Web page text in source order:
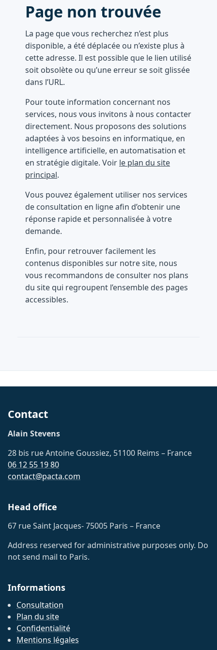
Page non trouvée
La page que vous recherchez n’est plus
disponible, a été déplacée ou n’existe plus à
cette adresse. Il est possible que le lien utilisé
soit obsolète ou qu’une erreur se soit glissée
dans l’URL.
Pour toute information concernant nos
services, nous vous invitons à nous contacter
directement. Nous proposons des solutions
adaptées à vos besoins en informatique, en
intelligence artificielle, en automatisation et
en stratégie digitale. Voir le plan du site
principal.
Vous pouvez également utiliser nos services
de consultation en ligne afin d’obtenir une
réponse rapide et personnalisée à votre
demande.
Enfin, pour retrouver facilement les
contenus disponibles sur notre site, nous
vous recommandons de consulter nos plans
du site qui regroupent l’ensemble des pages
accessibles.
Contact
Alain Stevens
28 bis rue Antoine Goussiez, 51100 Reims – France
06 12 55 19 80
contact@pacta.com
Head office
67 rue Saint Jacques- 75005 Paris – France
Address reserved for administrative purposes only. Do
not send mail to Paris.
Informations
Consultation
Plan du site
Confidentialité
Mentions légales